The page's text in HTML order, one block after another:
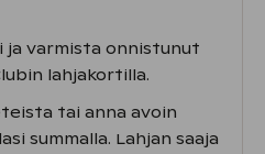
ja varmista onnistunut
lahjakortilla.
tai anna avoin
summalla. Lahjan saaja